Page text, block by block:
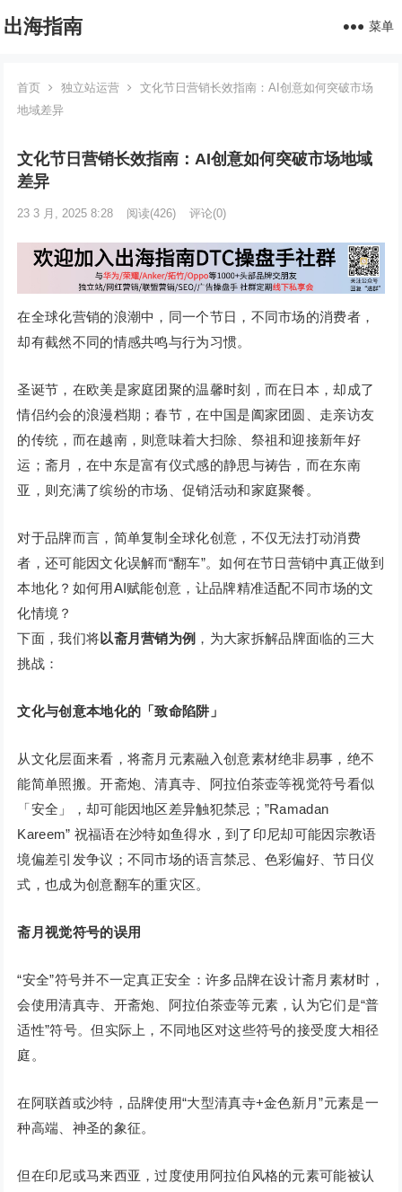
出海指南 菜单
首页 独立站运营
文化节日营销长效指南：AI创意如何突破市场
地域差异
文化节日营销长效指南：AI创意如何突破市场地域
差异
23 3 月, 2025 8:28 阅读(426) 评论(0)
在全球化营销的浪潮中，同一个节日，不同市场的消费者，
却有截然不同的情感共鸣与行为习惯。
圣诞节，在欧美是家庭团聚的温馨时刻，而在日本，却成了
情侣约会的浪漫档期；春节，在中国是阖家团圆、走亲访友
的传统，而在越南，则意味着大扫除、祭祖和迎接新年好
运；斋月，在中东是富有仪式感的静思与祷告，而在东南
亚，则充满了缤纷的市场、促销活动和家庭聚餐。
对于品牌而言，简单复制全球化创意，不仅无法打动消费
者，还可能因文化误解而“翻车”。如何在节日营销中真正做到
本地化？如何用AI赋能创意，让品牌精准适配不同市场的文
化情境？
下面，我们将以斋月营销为例 ，为大家拆解品牌面临的三大
挑战：
文化与创意本地化的「致命陷阱」
从文化层面来看，将斋月元素融入创意素材绝非易事，绝不
能简单照搬。开斋炮、清真寺、阿拉伯茶壶等视觉符号看似
「安全」，却可能因地区差异触犯禁忌；”Ramadan
Kareem” 祝福语在沙特如鱼得水，到了印尼却可能因宗教语
境偏差引发争议；不同市场的语言禁忌、色彩偏好、节日仪
式，也成为创意翻车的重灾区。
斋 月视觉符号的误用
“安全”符号并不一定真正安全：许多品牌在设计斋月素材时，
会使用清真寺、开斋炮、阿拉伯茶壶等元素，认为它们是“普
适性”符号。但实际上，不同地区对这些符号的接受度大相径
庭。
在阿联酋或沙特，品牌使用“大型清真寺+金色新月”元素是一
种高端、神圣的象征。
但在印尼或马来西亚，过度使用阿拉伯风格的元素可能被认